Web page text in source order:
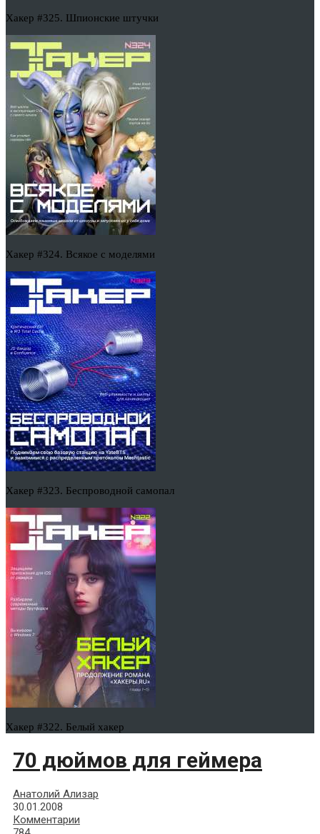
Хакер #325. Шпионские штучки
Хакер #324. Всякое с моделями
Хакер #323. Беспроводной самопал
Хакер #322. Белый хакер
70 дюймов для геймера
Анатолий Ализар
30.01.2008
Комментарии